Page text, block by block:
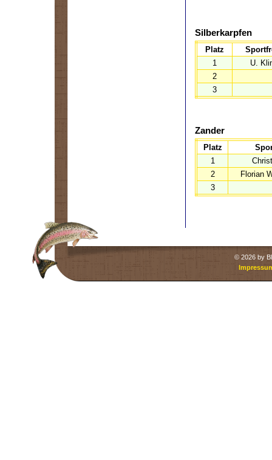
Silberkarpfen
Platz
1
U.
2
3
Zander
Platz
1
2
Florian
3
© 2026 by